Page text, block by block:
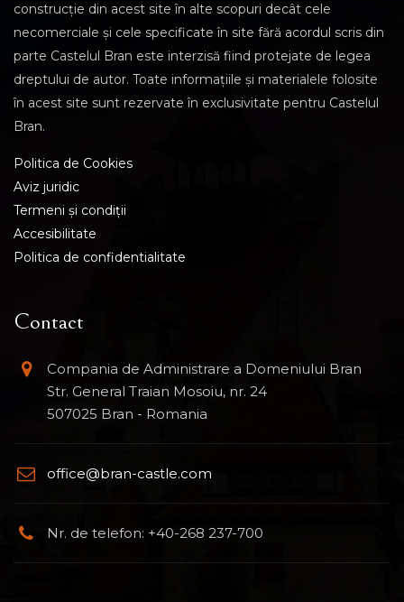
construcție din acest site în alte scopuri decât cele
necomerciale și cele specificate în site fără acordul scris din
parte Castelul Bran este interzisă fiind protejate de legea
dreptului de autor. Toate informațiile și materialele folosite
în acest site sunt rezervate în exclusivitate pentru Castelul
Bran.
Politica de Cookies
Aviz juridic
Termeni și condiții
Accesibilitate
Politica de confidentialitate
Contact
Compania de Administrare a Domeniului Bran
Str. General Traian Mosoiu, nr. 24
507025 Bran - Romania
office@bran-castle.com
Nr. de telefon: +40-268 237-700